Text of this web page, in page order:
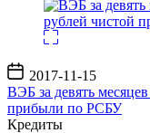
Дата
записи
2017-11-15
ВЭБ за девять
прибыли по РСБУ
Кредиты